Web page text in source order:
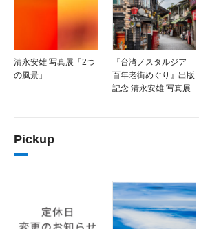
清永安雄 写真展「2つ
の風景」
『台湾ノスタルジア
百年老街めぐり』出版
記念 清永安雄 写真展
Pickup